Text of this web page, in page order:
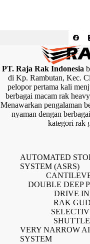
PT. Raja Rak Indonesia
di Kp. Rambutan, Kec.
pelopor pertama kali
berbagai macam rak
Menawarkan pengalaman
nyaman dengan
kategori rak
AUTOMATED
SYSTEM (ASRS)
DOUBLE DEEP
DRIVE
RAK
VERY NARROW
SYSTEM